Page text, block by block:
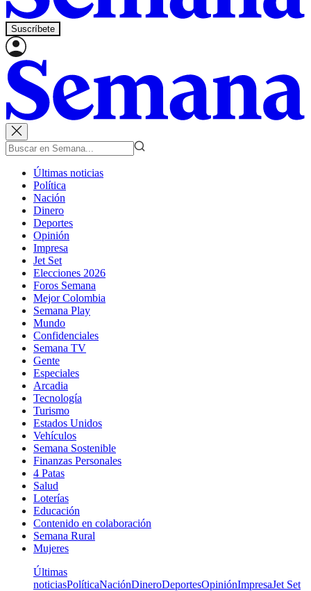
Suscríbete
Últimas noticias
Política
Nación
Dinero
Deportes
Opinión
Impresa
Jet Set
Elecciones 2026
Foros Semana
Mejor Colombia
Semana Play
Mundo
Confidenciales
Semana TV
Gente
Especiales
Arcadia
Tecnología
Turismo
Estados Unidos
Vehículos
Semana Sostenible
Finanzas Personales
4 Patas
Salud
Loterías
Educación
Contenido en colaboración
Semana Rural
Mujeres
Últimas
noticiasPolíticaNaciónDineroDeportesOpiniónImpresaJet Set